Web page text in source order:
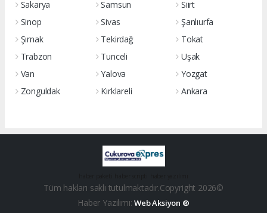
Sakarya
Samsun
Siirt
Sinop
Sivas
Şanlıurfa
Şırnak
Tekirdağ
Tokat
Trabzon
Tunceli
Uşak
Van
Yalova
Yozgat
Zonguldak
Kırklareli Ankara
Tüm hakları saklı tutulmaktadır.Copyright 2026©
Haber Yazılımı:Web Aksiyon ®